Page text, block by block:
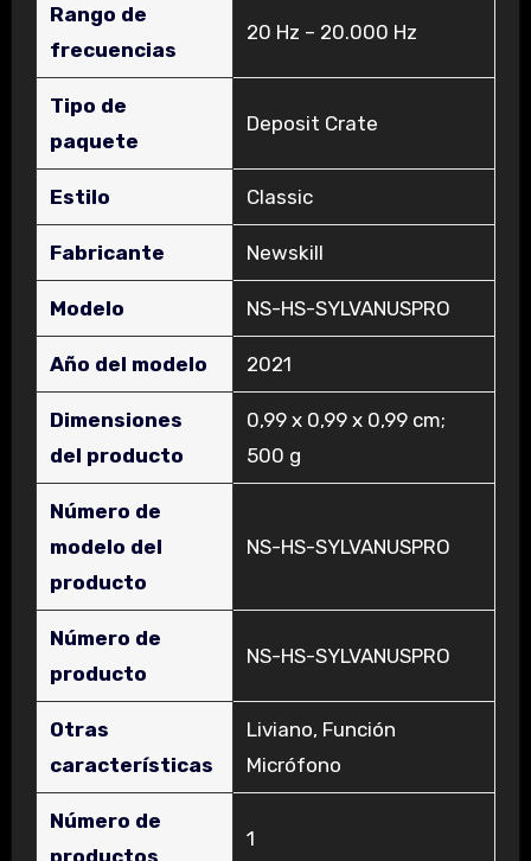
Rango de
frecuencias
‎20 Hz – 20.000 Hz
Tipo de
paquete
‎Deposit Crate
Estilo ‎Classic
Fabricante ‎Newskill
Modelo ‎NS-HS-SYLVANUSPRO
Año del modelo ‎2021
Dimensiones
del producto
‎0,99 x 0,99 x 0,99 cm;
500 g
Número de
modelo del
producto
‎NS-HS-SYLVANUSPRO
Número de
producto
‎NS-HS-SYLVANUSPRO
Otras
características
‎Liviano, Función
Micrófono
Número de
productos
‎1